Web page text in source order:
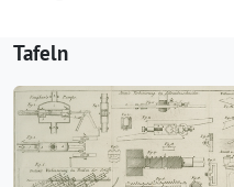
Tafeln